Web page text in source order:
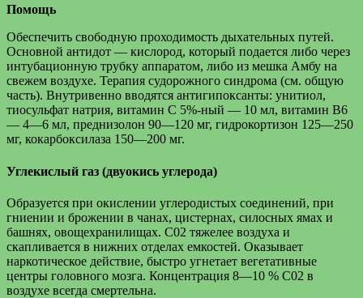
Помощь
Обеспечить свободную проходимость дыхательных путей.
Основной антидот — кислород, который подается либо через
интубационную трубку аппаратом, либо из мешка Амбу на
свежем воздухе. Терапия судорожного синдрома (см. общую
часть). Внутривенно вводятся антигипоксанты: унитиол,
тиосульфат натрия, витамин С 5%-ный — 10 мл, витамин В6
— 4—6 мл, преднизолон 90—120 мг, гидрокортизон 125—250
мг, кокарбоксилаза 150—200 мг.
Углекислый газ (двуокись углерода)
Образуется при окислении углеродистых соединений, при
гниении и брожении в чанах, цистернах, силосных ямах и
башнях, овощехранилищах. С02 тяжелее воздуха и
скапливается в нижних отделах емкостей. Оказывает
наркотическое действие, быстро угнетает вегетативные
центры головного мозга. Концентрация 8—10 % С02 в
воздухе всегда смертельна.